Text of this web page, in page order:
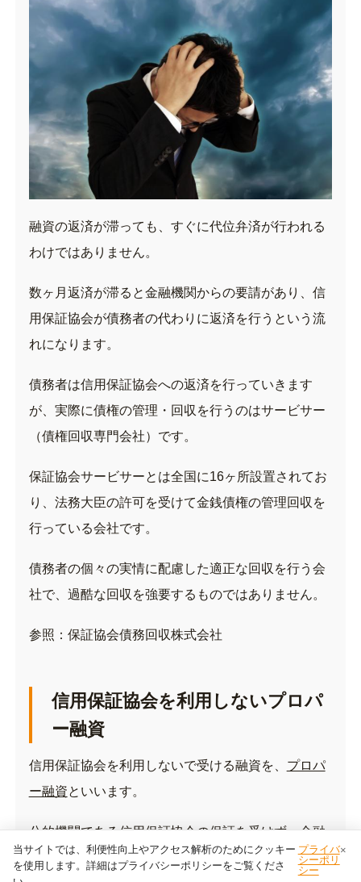
融資の返済が滞っても、すぐに代位弁済が行われる
わけではありません。
数ヶ月返済が滞ると金融機関からの要請があり、信
用保証協会が債務者の代わりに返済を行うという流
れになります。
債務者は信用保証協会への返済を行っていきます
が、実際に債権の管理・回収を行うのはサービサー
（債権回収専門会社）です。
保証協会サービサーとは全国に16ヶ所設置されてお
り、法務大臣の許可を受けて金銭債権の管理回収を
行っている会社です。
債務者の個々の実情に配慮した適正な回収を行う会
社で、過酷な回収を強要するものではありません。
参照： 保証協会債務回収株式会社
信用保証協会を利用しないプロパ
ー融資
信用保証協会を利用しないで受ける融資を、 プロパ
ー融資といいます。
公的機関である信用保証協会の保証を受けず、金融
機関と直接取引を行う方法です。
×
当サイトでは、利便性向上やアクセス解析のためにクッキー
を使用します。詳細はプライバシーポリシーをご覧くださ
プライバ
シーポリ
シー